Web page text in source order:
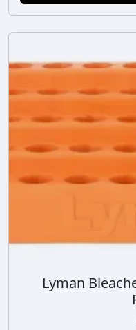
Lyman